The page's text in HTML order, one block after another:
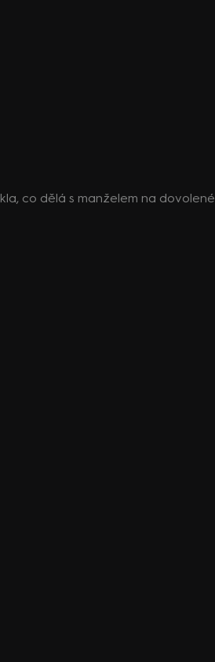
co dělá s manželem na dovolené